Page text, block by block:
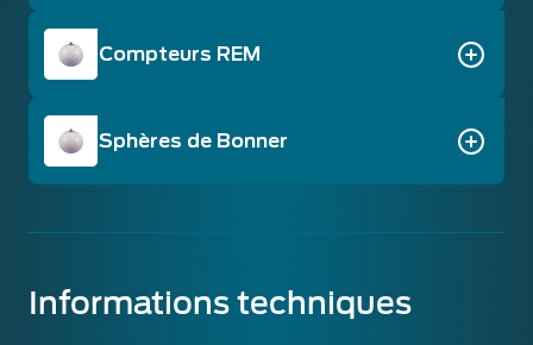
Compteurs REM
Sphères de Bonner
Informations techniques